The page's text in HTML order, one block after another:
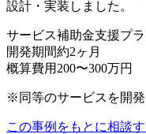
設計・実装しました。
サービス補助金支援プ
開発期間約2ヶ月
概算費用 200〜300万円
※同等のサービスを開
この事例をもとに相談